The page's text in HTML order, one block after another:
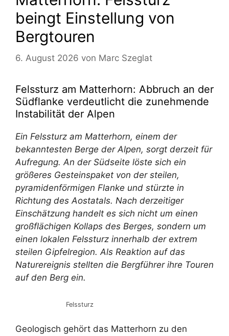
beingt Einstellung von
Bergtouren
6. August 2026 von Marc Szeglat
Felssturz am Matterhorn: Abbruch an der
Südflanke verdeutlicht die zunehmende
Instabilität der Alpen
Ein Felssturz am Matterhorn, einem der
bekanntesten Berge der Alpen, sorgt derzeit für
Aufregung. An der Südseite löste sich ein
größeres Gesteinspaket von der steilen,
pyramidenförmigen Flanke und stürzte in
Richtung des Aostatals. Nach derzeitiger
Einschätzung handelt es sich nicht um einen
großflächigen Kollaps des Berges, sondern um
einen lokalen Felssturz innerhalb der extrem
steilen Gipfelregion. Als Reaktion auf das
Naturereignis stellten die Bergführer ihre Touren
auf den Berg ein.
Felssturz
Geologisch gehört das Matterhorn zu den